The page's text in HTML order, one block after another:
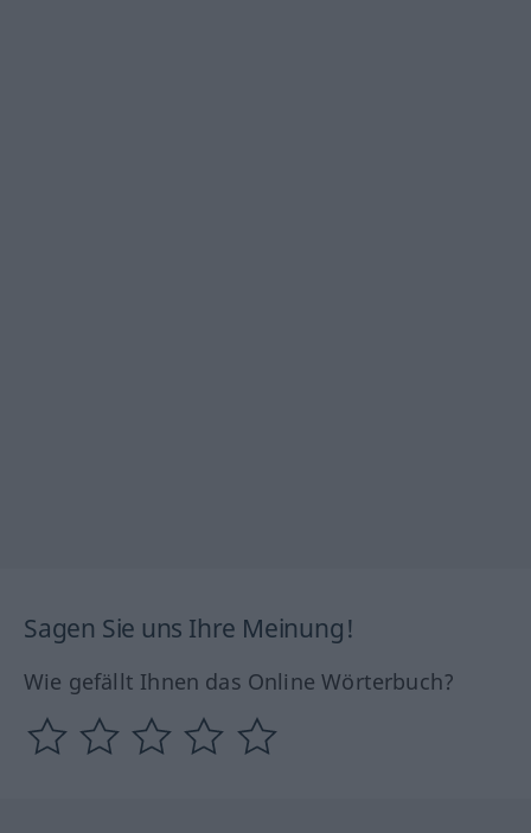
Sagen Sie uns Ihre Meinung!
Wie gefällt Ihnen das Online Wörterbuch?